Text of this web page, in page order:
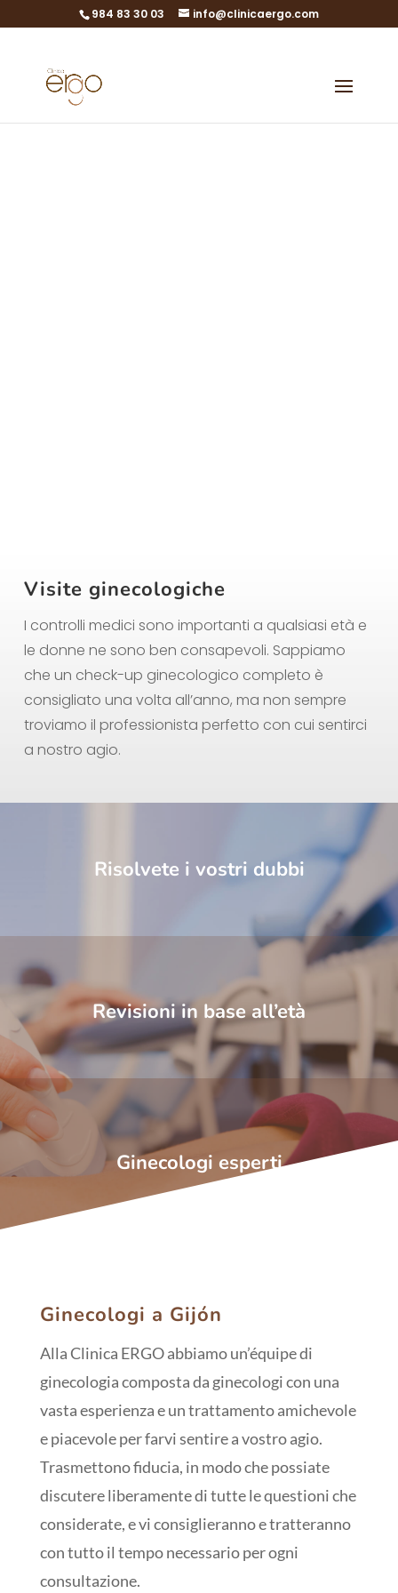
984 83 30 03 info@clinicaergo.com
Visite ginecologiche
I controlli medici sono importanti a qualsiasi età e
le donne ne sono ben consapevoli. Sappiamo
che un check-up ginecologico completo è
consigliato una volta all’anno, ma non sempre
troviamo il professionista perfetto con cui sentirci
a nostro agio.
Risolvete i vostri dubbi
Revisioni in base all’età
Ginecologi esperti
Ginecologi a Gijón
Alla Clinica ERGO abbiamo un’équipe di
ginecologia composta da ginecologi con una
vasta esperienza e un trattamento amichevole
e piacevole per farvi sentire a vostro agio.
Trasmettono fiducia, in modo che possiate
discutere liberamente di tutte le questioni che
considerate, e vi consiglieranno e tratteranno
con tutto il tempo necessario per ogni
consultazione.